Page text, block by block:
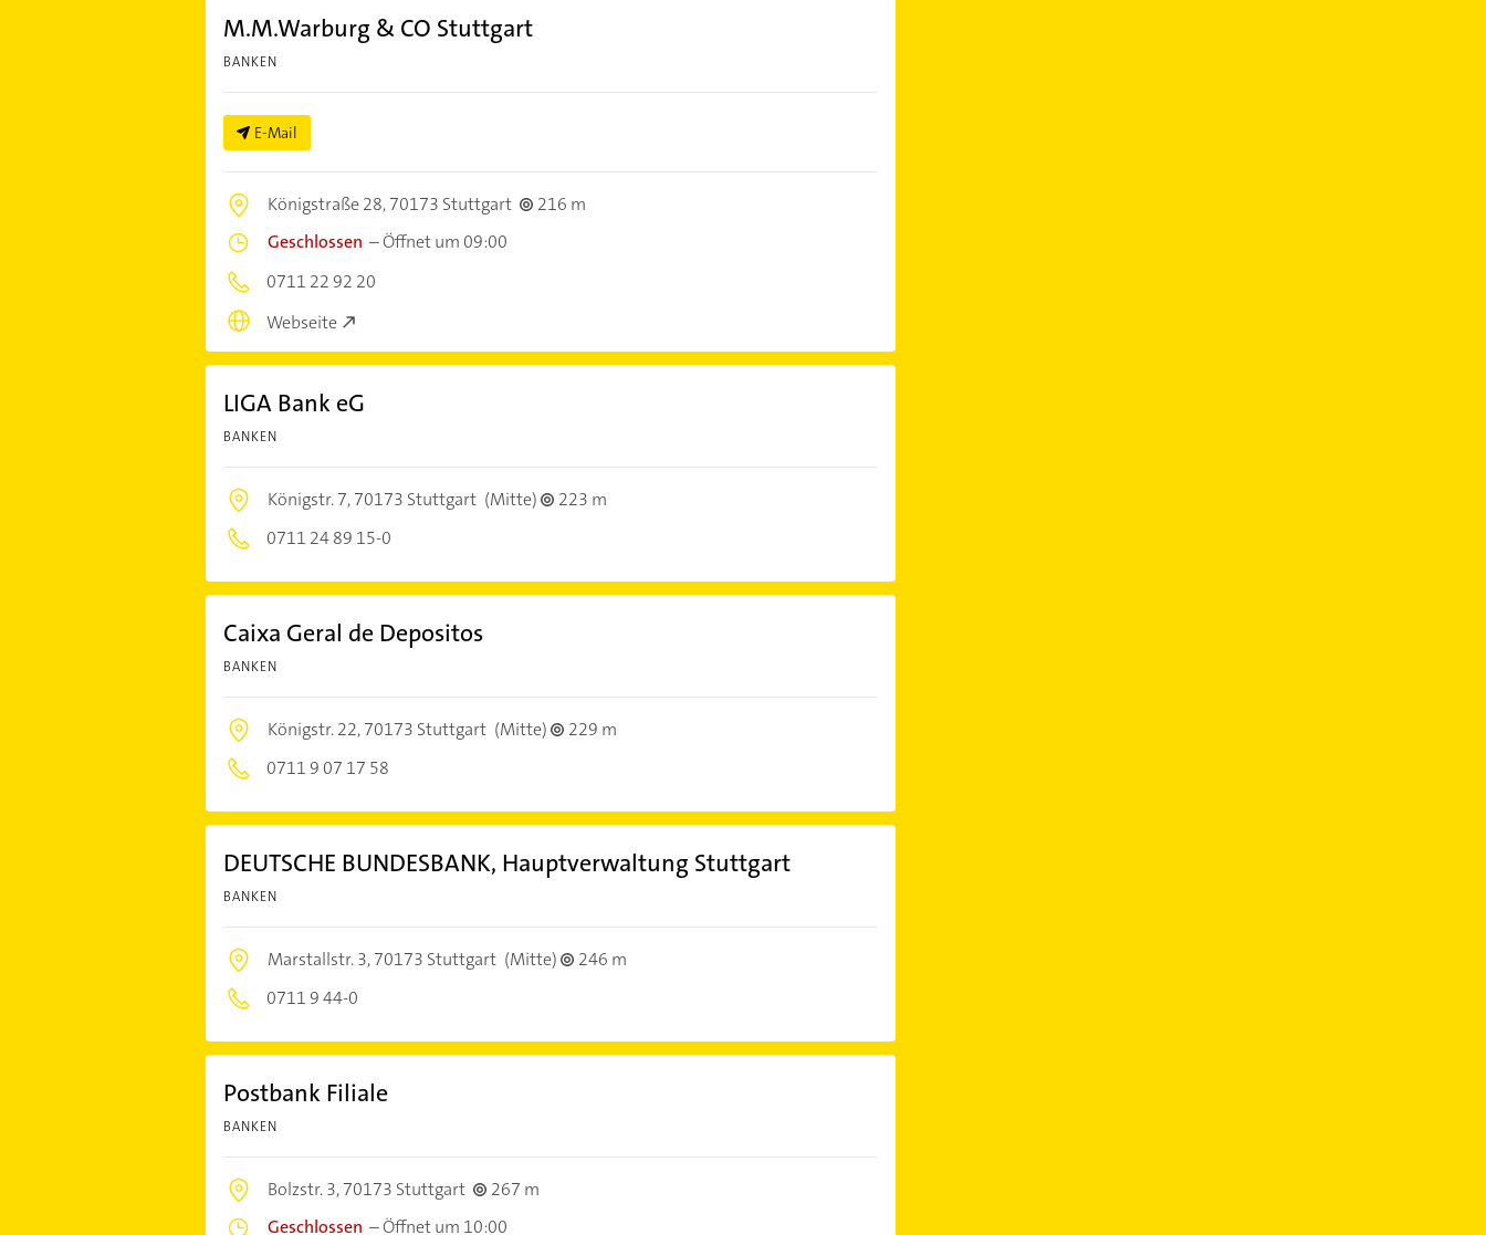
M.M.Warburg & CO Stuttgart
BANKEN
E-Mail
Königstraße 28,70173 Stuttgart
216 m
Geschlossen –Öffnet um 09:00
0711 22 92 20
Webseite
LIGA Bank eG
BANKEN
Königstr. 7,70173 Stuttgart (Mitte)
223 m
0711 24 89 15-0
Caixa Geral de Depositos
BANKEN
Königstr. 22,70173 Stuttgart (Mitte)
229 m
0711 9 07 17 58
DEUTSCHE BUNDESBANK, Hauptverwaltung Stuttgart
BANKEN
Marstallstr. 3,70173 Stuttgart (Mitte)
246 m
0711 9 44-0
Postbank Filiale
BANKEN
Bolzstr. 3,70173 Stuttgart
267 m
Geschlossen –Öffnet um 10:00